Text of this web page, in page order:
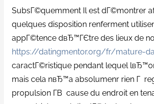
SubsГ©quemment Il est dГ©montrer
quelques disposition renferment
appГ©tence dвЂ™ГЄtre des lieux de
https://datingmentor.org/fr/mature-
caractГ©ristique pendant lequel
mais cela nвЂ™a absolumenr rien Г
propulsion Г­В cause du endroit en